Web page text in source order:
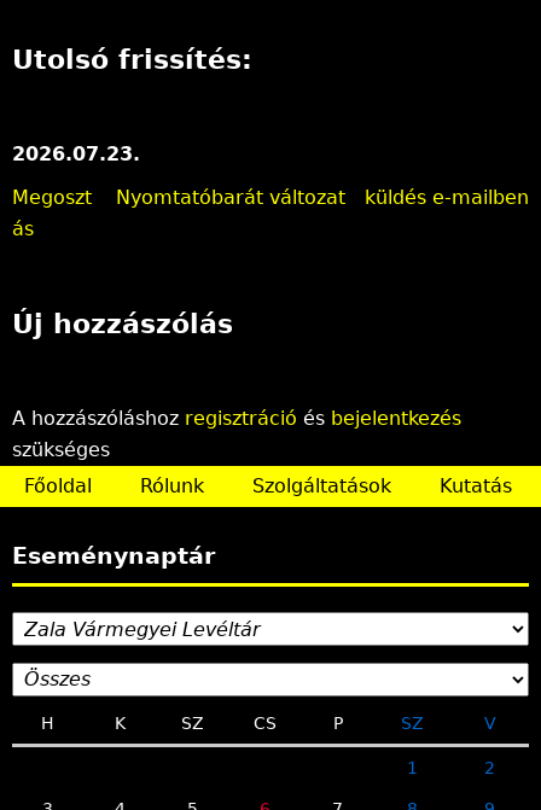
Utolsó frissítés:
2026.07.23.
Nyomtatóbarát változat
küldés e-mailben
Megoszt
ás
Új hozzászólás
A hozzászóláshoz regisztráció és bejelentkezés
szükséges
Főoldal
Rólunk Szolgáltatások Kutatás
Eseménynaptár
H K SZ CS P SZ V
1 2